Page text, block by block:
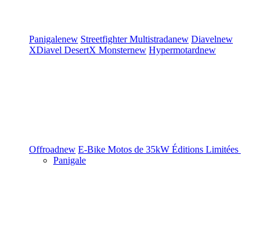
Panigalenew StreetfighterMultistradanew Diavelnew
XDiavel DesertX Monsternew Hypermotardnew
Offroadnew E-Bike Motos de 35kW Éditions Limitées
Panigale